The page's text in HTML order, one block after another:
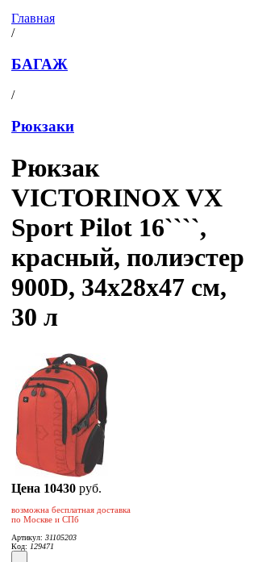
Главная
/
БАГАЖ
/
Рюкзаки
Рюкзак
VICTORINOX VX
Sport Pilot 16````,
красный, полиэстер
900D, 34x28x47 см,
30 л
Цена 10430 руб.
возможна бесплатная доставка
по Москве и СПб
Артикул: 31105203
Код: 129471